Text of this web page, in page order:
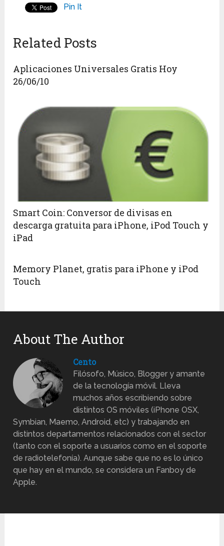
Pin It
Related Posts
Aplicaciones Universales Gratis Hoy
26/06/10
Smart Coin: Conversor de divisas en
descarga gratuita para iPhone, iPod Touch y
iPad
Memory Planet, gratis para iPhone y iPod
Touch
About The Author
Cento
Filósofo, Músico, Blogger y amante
de la tecnología móvil. Lleva
muchos años escribiendo sobre
distintos OS móviles (iPhone OSX,
Symbian, Maemo, Android, etc) y trabajando en
distintos departamentos relacionados con el sector
(tanto con el soporte a usuarios como en el soporte
de radiotelefonía). Aunque sabe que no es lo único
que hay en el mundo, se considera un Fanboy de
Apple.